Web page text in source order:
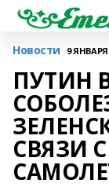
Новости 9 ЯНВАРЯ
ПУТИН
СВЯЗИ